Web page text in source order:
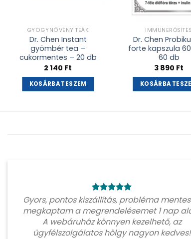
GYÓGYNÖVÉNY TEÁK
Dr. Chen Instant
gyömbér tea –
cukormentes – 20 db
2 140 Ft
KOSÁRBA TESZEM
IMMUNERŐSÍTÉS
Dr. Chen
forte kapszula
60 db
3 890 Ft
KOSÁRBA
Gyors, pontos kiszállítás, probléma
megkaptam a megrendelésemet 1 nap
A webáruház könnyen kezelhető, az
ügyfélszolgálatos hölgy nagyon kedves!